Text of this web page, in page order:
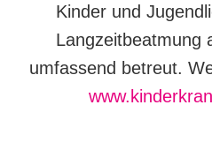
Kinder und
Langzeitbeatmung
umfassend betreut.